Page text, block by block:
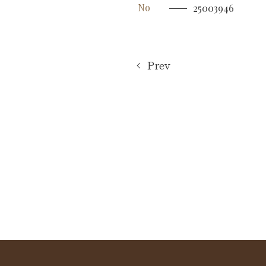
No 25003946
Prev